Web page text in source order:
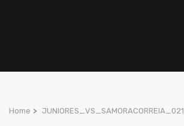
Home > JUNIORES_VS_SAMORACORREIA_021